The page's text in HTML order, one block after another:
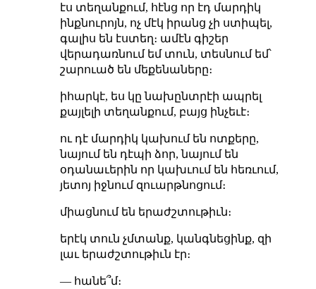
էս տեղանքում, հէնց որ էդ մարդիկ
ինքնուրոյն, ոչ մէկ իրանց չի ստիպել,
գալիս են էստեղ։ ամէն գիշեր
վերադառնում եմ տուն, տեսնում եմ՝
շարուած են մեքենաները։
իհարկէ, ես կը նախընտրէի ապրել
քայլելի տեղանքում, բայց ինչեւէ։
ու դէ մարդիկ կախում են ոտքերը,
նայում են դէպի ձոր, նայում են
օդանաւերին որ կախւում են հեռւում,
յետոյ իջնում զուարթնոցում։
միացնում են երաժշտութիւն։
երէկ տուն չմտանք, կանգնեցինք, զի
լաւ երաժշտութիւն էր։
— հանե՞մ։